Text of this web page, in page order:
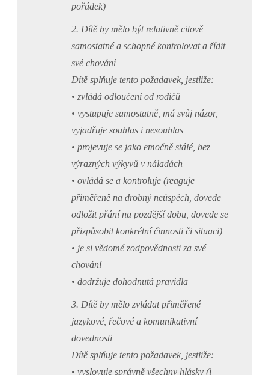
pořádek)
2. Dítě by mělo být relativně citově
samostatné a schopné kontrolovat a řídit
své chování
Dítě splňuje tento požadavek, jestliže:
• zvládá odloučení od rodičů
• vystupuje samostatně, má svůj názor,
vyjadřuje souhlas i nesouhlas
• projevuje se jako emočně stálé, bez
výrazných výkyvů v náladách
• ovládá se a kontroluje (reaguje
přiměřeně na drobný neúspěch, dovede
odložit přání na pozdější dobu, dovede se
přizpůsobit konkrétní činnosti či situaci)
• je si vědomé zodpovědnosti za své
chování
• dodržuje dohodnutá pravidla
3. Dítě by mělo zvládat přiměřené
jazykové, řečové a komunikativní
dovednosti
Dítě splňuje tento požadavek, jestliže:
• vyslovuje správně všechny hlásky (i